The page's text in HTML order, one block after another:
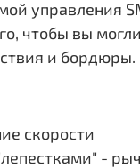
управления
чтобы вы
и бордюры.
скорости
-